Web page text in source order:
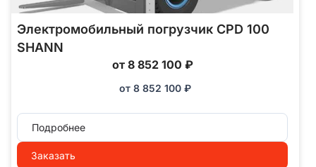
Электромобильный погрузчик CPD 100
SHANN
от 8 852 100 ₽
от 8 852 100 ₽
Подробнее
Заказать